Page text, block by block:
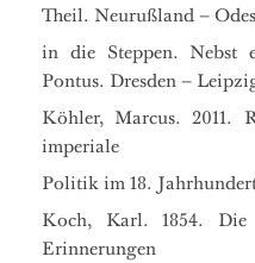
Theil. Neurußland –
in die Steppen. Nebst
Pontus. Dresden –
Köhler, Marcus. 2011.
imperiale
Politik im 18.
Koch, Karl. 1854. Die
Erinnerungen